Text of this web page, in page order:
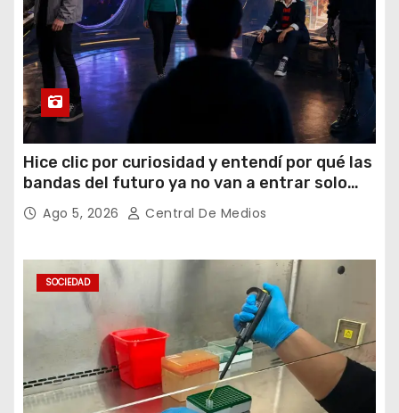
Hice clic por curiosidad y entendí por qué las
bandas del futuro ya no van a entrar solo
por los oídos
Ago 5, 2026 Central De Medios
SOCIEDAD